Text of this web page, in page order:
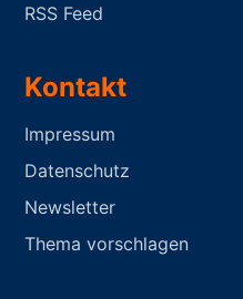
RSS Feed
Kontakt
Impressum
Datenschutz
Newsletter
Thema vorschlagen